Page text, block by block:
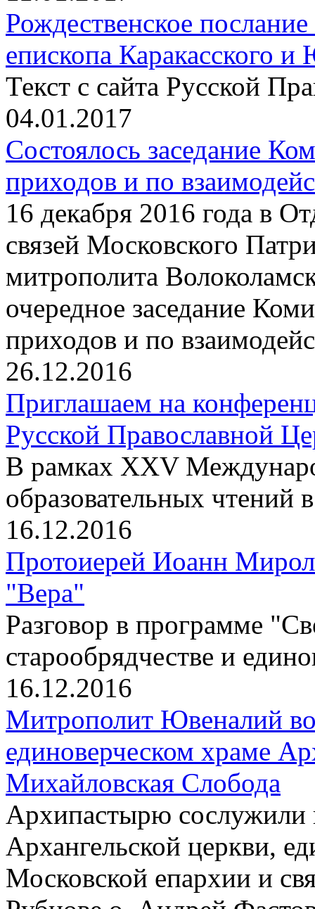
Рождественское
епископа Каракасского
Текст с сайта Русской
04.01.2017
Состоялось заседание
приходов и по
16 декабря 2016 года в
связей Московского
митрополита
очередное заседание
приходов и по
26.12.2016
Приглашаем на
Русской Православной
В рамках XXV
образовательных чтений
16.12.2016
Протоиерей Иоанн
"Вера"
Разговор в программе
старообрядчестве и
16.12.2016
Митрополит Ювеналий
единоверческом храме
Михайловская Слобода
Архипастырю
Архангельской церкви,
Московской епархии и